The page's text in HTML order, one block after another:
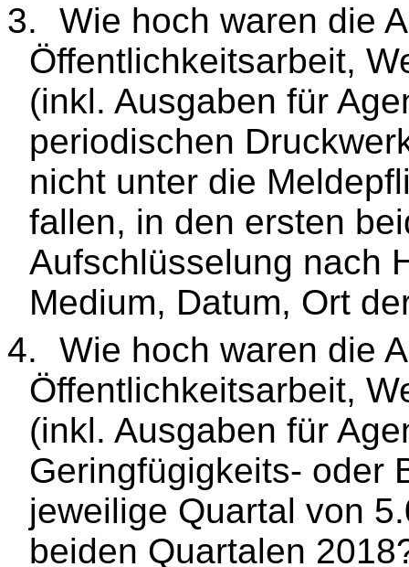
3.
Wie hoch waren die
Öffentlichkeitsarbeit,
(inkl. Ausgaben für
periodischen
nicht unter die
fallen, in den ersten
Aufschlüsselung nach
Medium, Datum, Ort
4.
Wie hoch waren die
Öffentlichkeitsarbeit,
(inkl. Ausgaben für
Geringfügigkeits- oder
jeweilige Quartal von
beiden Quartalen